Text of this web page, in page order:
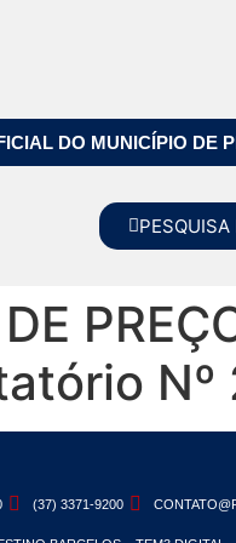
DO MUNICÍPIO DE
PESQUISA
(37) 3371-9200